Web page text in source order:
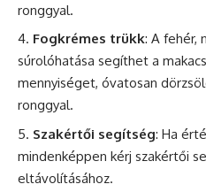
ronggyal.
Fogkrémes trükk: A fehér,
súrolóhatása segíthet a
mennyiséget, óvatosan
ronggyal.
Szakértői segítség: Ha
mindenképpen kérj szakértői
eltávolításához.